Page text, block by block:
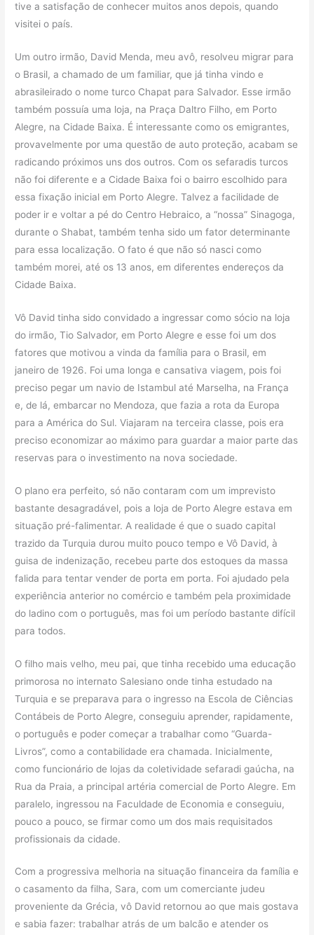
tive a satisfação de conhecer muitos anos depois, quando
visitei o país.
Um outro irmão, David Menda, meu avô, resolveu migrar para
o Brasil, a chamado de um familiar, que já tinha vindo e
abrasileirado o nome turco Chapat para Salvador. Esse irmão
também possuía uma loja, na Praça Daltro Filho, em Porto
Alegre, na Cidade Baixa. É interessante como os emigrantes,
provavelmente por uma questão de auto proteção, acabam se
radicando próximos uns dos outros. Com os sefaradis turcos
não foi diferente e a Cidade Baixa foi o bairro escolhido para
essa fixação inicial em Porto Alegre. Talvez a facilidade de
poder ir e voltar a pé do Centro Hebraico, a “nossa” Sinagoga,
durante o Shabat, também tenha sido um fator determinante
para essa localização. O fato é que não só nasci como
também morei, até os 13 anos, em diferentes endereços da
Cidade Baixa.
Vô David tinha sido convidado a ingressar como sócio na loja
do irmão, Tio Salvador, em Porto Alegre e esse foi um dos
fatores que motivou a vinda da família para o Brasil, em
janeiro de 1926. Foi uma longa e cansativa viagem, pois foi
preciso pegar um navio de Istambul até Marselha, na França
e, de lá, embarcar no Mendoza, que fazia a rota da Europa
para a América do Sul. Viajaram na terceira classe, pois era
preciso economizar ao máximo para guardar a maior parte das
reservas para o investimento na nova sociedade.
O plano era perfeito, só não contaram com um imprevisto
bastante desagradável, pois a loja de Porto Alegre estava em
situação pré-falimentar. A realidade é que o suado capital
trazido da Turquia durou muito pouco tempo e Vô David, à
guisa de indenização, recebeu parte dos estoques da massa
falida para tentar vender de porta em porta. Foi ajudado pela
experiência anterior no comércio e também pela proximidade
do ladino com o português, mas foi um período bastante difícil
para todos.
O filho mais velho, meu pai, que tinha recebido uma educação
primorosa no internato Salesiano onde tinha estudado na
Turquia e se preparava para o ingresso na Escola de Ciências
Contábeis de Porto Alegre, conseguiu aprender, rapidamente,
o português e poder começar a trabalhar como “Guarda-
Livros”, como a contabilidade era chamada. Inicialmente,
como funcionário de lojas da coletividade sefaradi gaúcha, na
Rua da Praia, a principal artéria comercial de Porto Alegre. Em
paralelo, ingressou na Faculdade de Economia e conseguiu,
pouco a pouco, se firmar como um dos mais requisitados
profissionais da cidade.
Com a progressiva melhoria na situação financeira da família e
o casamento da filha, Sara, com um comerciante judeu
proveniente da Grécia, vô David retornou ao que mais gostava
e sabia fazer: trabalhar atrás de um balcão e atender os